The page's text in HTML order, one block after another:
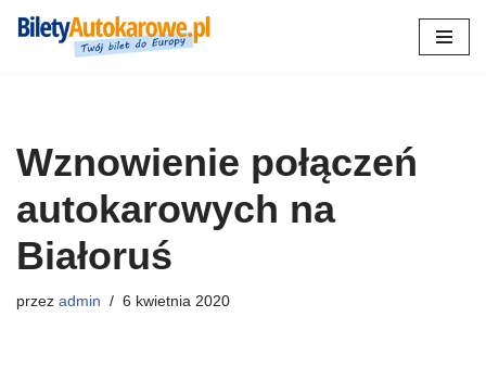
Wznowienie połączeń
autokarowych na
Białoruś
przez admin 6 kwietnia 2020